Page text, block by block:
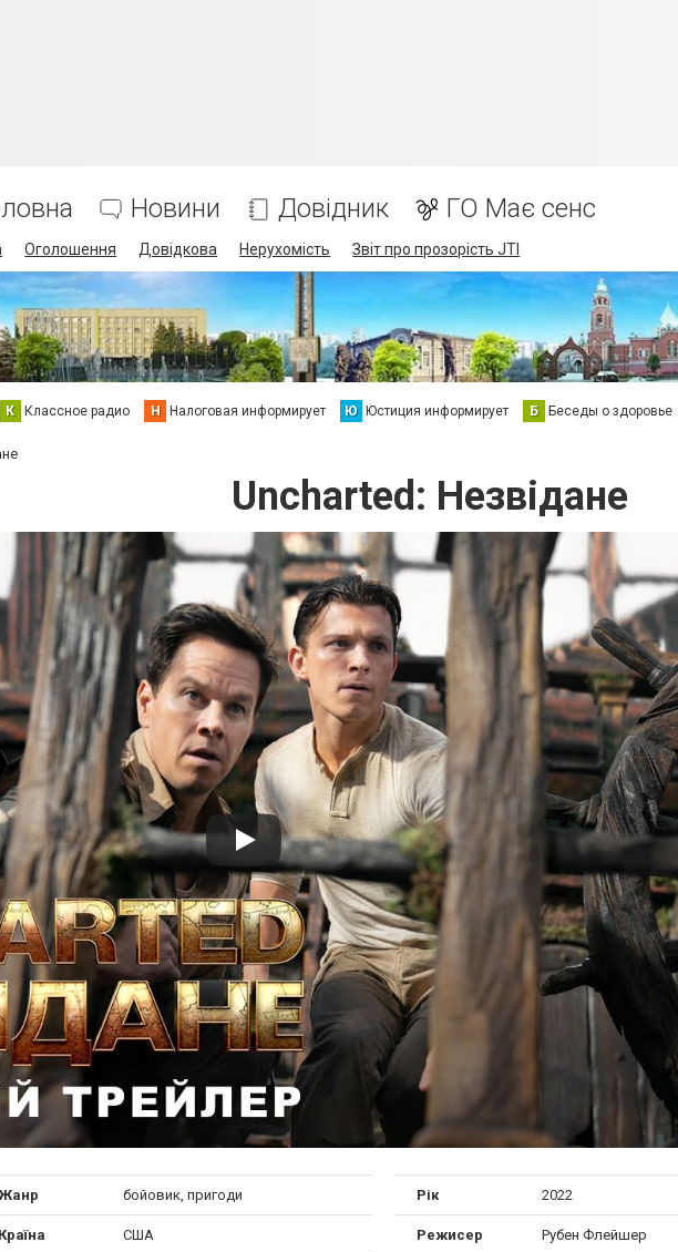
Новини Довідник ГО Має сенс
Оголошення Довідкова Нерухомість Звіт про прозорість JTI
К Классное радио Н Налоговая информирует Ю Юстиция информирует Б Беседы о здоровье
Uncharted: Незвідане
бойовик, пригоди
Країна США
Рік 2022
Режисер Рубен Флейшер